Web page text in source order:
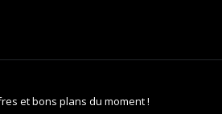
et bons plans du moment !